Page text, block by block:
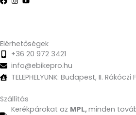
Elérhetőségek
+36 20 972 3421
info@ebikepro.hu
TELEPHELYÜNK: Budapest, II.
Szállítás
Kerékpárokat az MPL,minden